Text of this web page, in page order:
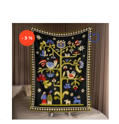
- 3 %